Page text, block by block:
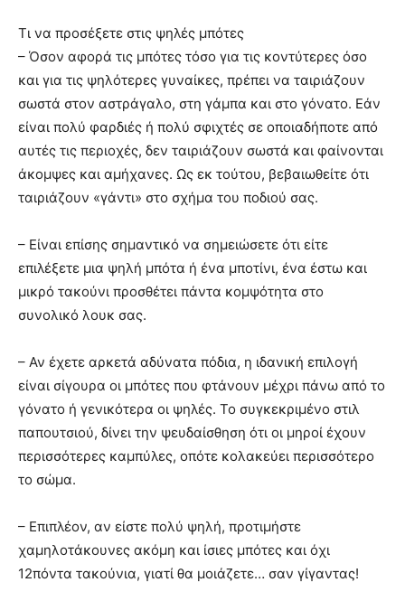
Τι να προσέξετε στις ψηλές μπότες
– Όσον αφορά τις μπότες τόσο για τις κοντύτερες όσο
και για τις ψηλότερες γυναίκες, πρέπει να ταιριάζουν
σωστά στον αστράγαλο, στη γάμπα και στο γόνατο. Εάν
είναι πολύ φαρδιές ή πολύ σφιχτές σε οποιαδήποτε από
αυτές τις περιοχές, δεν ταιριάζουν σωστά και φαίνονται
άκομψες και αμήχανες. Ως εκ τούτου, βεβαιωθείτε ότι
ταιριάζουν «γάντι» στο σχήμα του ποδιού σας.
– Είναι επίσης σημαντικό να σημειώσετε ότι είτε
επιλέξετε μια ψηλή μπότα ή ένα μποτίνι, ένα έστω και
μικρό τακούνι προσθέτει πάντα κομψότητα στο
συνολικό λουκ σας.
– Αν έχετε αρκετά αδύνατα πόδια, η ιδανική επιλογή
είναι σίγουρα οι μπότες που φτάνουν μέχρι πάνω από το
γόνατο ή γενικότερα οι ψηλές. Το συγκεκριμένο στιλ
παπουτσιού, δίνει την ψευδαίσθηση ότι οι μηροί έχουν
περισσότερες καμπύλες, οπότε κολακεύει περισσότερο
το σώμα.
– Επιπλέον, αν είστε πολύ ψηλή, προτιμήστε
χαμηλοτάκουνες ακόμη και ίσιες μπότες και όχι
12πόντα τακούνια, γιατί θα μοιάζετε… σαν γίγαντας!